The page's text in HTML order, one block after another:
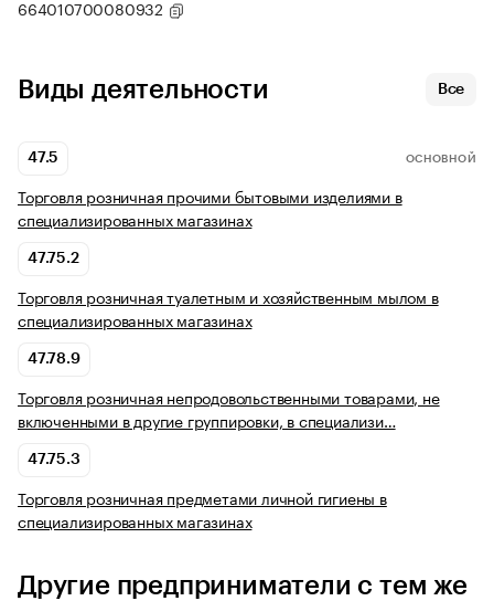
664010700080932
Виды деятельности Все
47.5 ОСНОВНОЙ
Торговля розничная прочими бытовыми изделиями в
специализированных магазинах
47.75.2
Торговля розничная туалетным и хозяйственным мылом в
специализированных магазинах
47.78.9
Торговля розничная непродовольственными товарами, не
включенными в другие группировки, в специализи…
47.75.3
Торговля розничная предметами личной гигиены в
специализированных магазинах
Другие предприниматели с тем же